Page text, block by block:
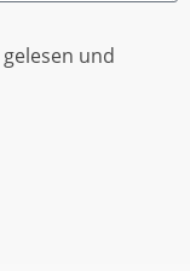
gelesen und